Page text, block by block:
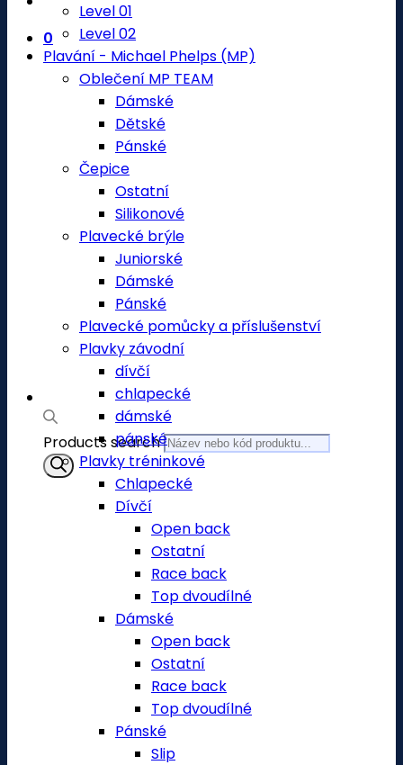
0
Products search
Level 01
Level 02
Plavání - Michael Phelps (MP)
Oblečení MP TEAM
Dámské
Dětské
Pánské
Čepice
Ostatní
Silikonové
Plavecké brýle
Juniorské
Dámské
Pánské
Plavecké pomůcky a příslušenství
Plavky závodní
dívčí
chlapecké
dámské
pánské
Plavky tréninkové
Chlapecké
Dívčí
Open back
Ostatní
Race back
Top dvoudílné
Dámské
Open back
Ostatní
Race back
Top dvoudílné
Pánské
Slip